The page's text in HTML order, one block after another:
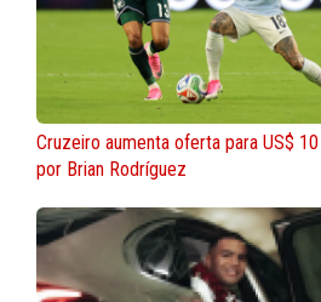
Cruzeiro aumenta oferta para US$
por Brian Rodríguez